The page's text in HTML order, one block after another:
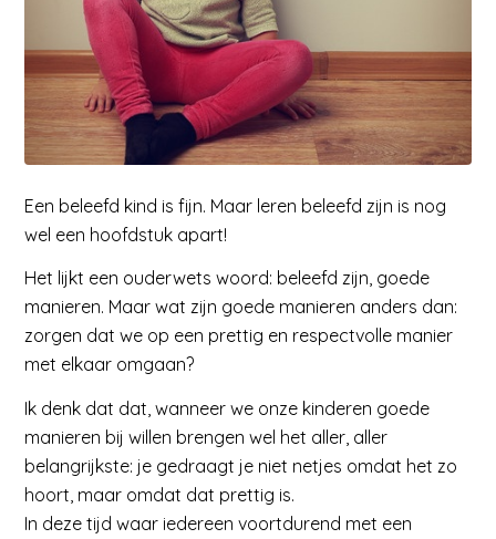
Een beleefd kind is fijn. Maar leren beleefd zijn is nog
wel een hoofdstuk apart!
Het lijkt een ouderwets woord: beleefd zijn, goede
manieren. Maar wat zijn goede manieren anders dan:
zorgen dat we op een prettig en respectvolle manier
met elkaar omgaan?
Ik denk dat dat, wanneer we onze kinderen goede
manieren bij willen brengen wel het aller, aller
belangrijkste: je gedraagt je niet netjes omdat het zo
hoort, maar omdat dat prettig is.
In deze tijd waar iedereen voortdurend met een